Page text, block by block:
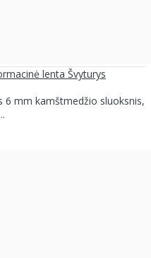
lenta Švyturys
mm kamštmedžio sluoksnis,